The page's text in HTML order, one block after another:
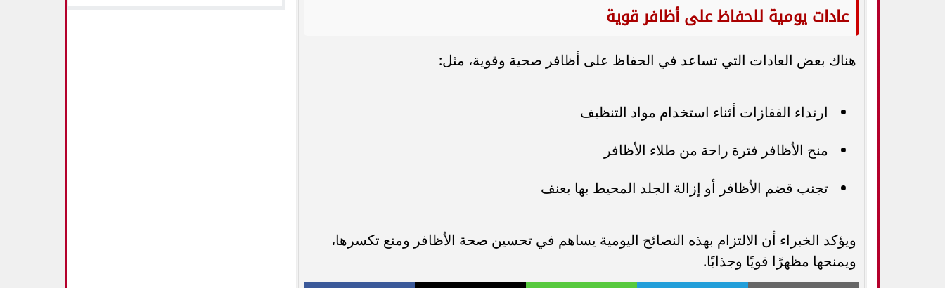
عادات يومية للحفاظ على أظافر قوية
هناك بعض العادات التي تساعد في الحفاظ على أظافر صحية وقوية، مثل:
ارتداء القفازات أثناء استخدام مواد التنظيف
منح الأظافر فترة راحة من طلاء الأظافر
تجنب قضم الأظافر أو إزالة الجلد المحيط بها بعنف
ويؤكد الخبراء أن الالتزام بهذه النصائح اليومية يساهم في تحسين صحة الأظافر ومنع تكسرها،
ويمنحها مظهرًا قويًا وجذابًا.